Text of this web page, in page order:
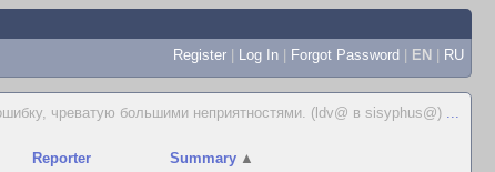
Register | Log In | Forgot Password | EN | RU
чреватую большими неприятностями. (ldv@ в sisyphus@) ...
Reporter Summary ▲